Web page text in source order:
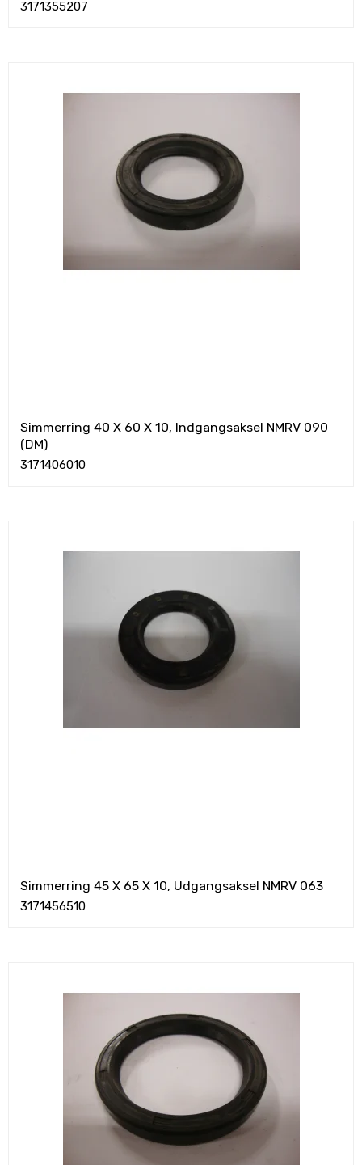
3171355207
Simmerring 40 X 60 X 10, Indgangsaksel NMRV 090
(DM)
3171406010
Simmerring 45 X 65 X 10, Udgangsaksel NMRV 063
3171456510